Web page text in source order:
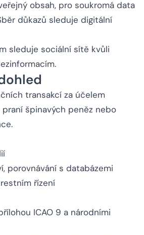
obsah, pro soukromá data
důkazů sleduje digitální
sleduje sociální sítě kvůli
transakcí za účelem
špinavých peněz nebo
porovnávání s databázemi
řízení
ICAO 9 a národními